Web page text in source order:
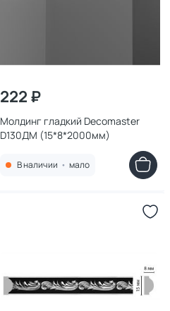
222 ₽
Молдинг гладкий Decomaster
D130ДМ (15*8*2000мм)
В наличии • мало